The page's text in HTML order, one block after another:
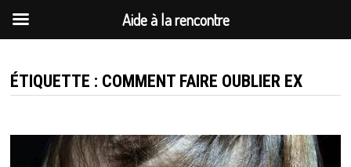
au
contenu
ÉTIQUETTE : COMMENT FAIRE OUBLIER EX
Aide à la rencontre